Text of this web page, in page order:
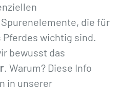
die für
wichtig sind.
bewusst das
. Warum? Diese Info
in unserer